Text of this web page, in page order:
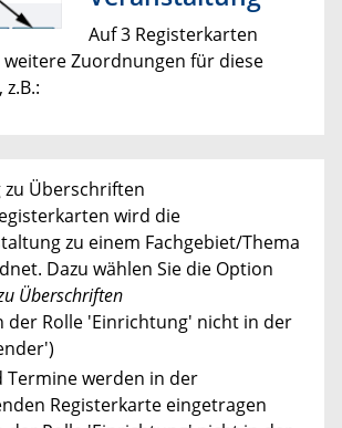
Auf 3 Registerkarten
Zuordnungen für diese
Überschriften
wird die
zu einem Fachgebiet/Thema
Dazu wählen Sie die Option
Überschriften
der Rolle 'Einrichtung' nicht in der
Termine werden in der
Registerkarte eingetragen